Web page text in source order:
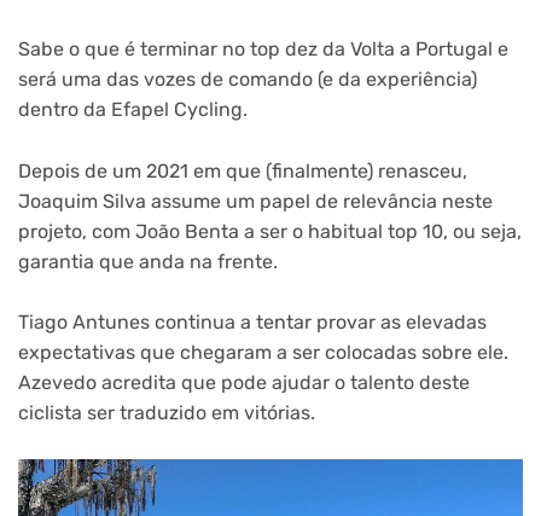
Sabe o que é terminar no top dez da Volta a Portugal e
será uma das vozes de comando (e da experiência)
dentro da Efapel Cycling.
Depois de um 2021 em que (finalmente) renasceu,
Joaquim Silva assume um papel de relevância neste
projeto, com João Benta a ser o habitual top 10, ou seja,
garantia que anda na frente.
Tiago Antunes continua a tentar provar as elevadas
expectativas que chegaram a ser colocadas sobre ele.
Azevedo acredita que pode ajudar o talento deste
ciclista ser traduzido em vitórias.